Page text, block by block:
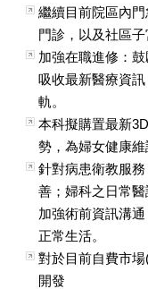
繼續目前院區內
門診，以及社區子
加強在職進修：
吸收最新醫療資
軌。
本科擬購置最新
勢，為婦女健康維
針對病患衛教服
善；婦科之日常
加強術前資訊溝
正常生活。
對於目前自費市
開發